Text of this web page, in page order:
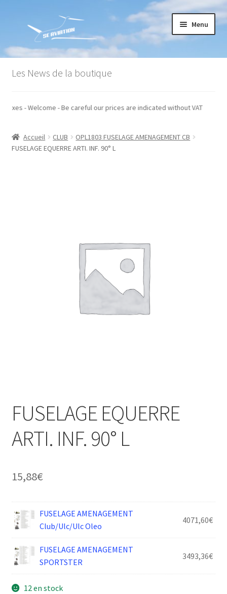
la
navigation
contenu
Menu
Accueil
Conditions générales de vente
Mon compte
Les News de la boutique
taxes - Welcome - Be careful our prices are indicated without VAT
Accueil CLUB
OPL1803 FUSELAGE AMENAGEMENT CB
FUSELAGE EQUERRE ARTI. INF. 90° L
FUSELAGE EQUERRE
ARTI. INF. 90° L
15,88€
FUSELAGE AMENAGEMENT
Club/Ulc/Ulc Oleo
4071,60€
FUSELAGE AMENAGEMENT
SPORTSTER
3493,36€
12 en stock